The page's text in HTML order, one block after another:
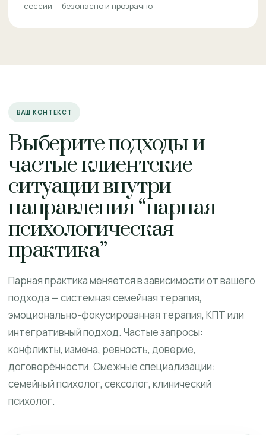
сессий — безопасно и прозрачно
ВАШ КОНТЕКСТ
Выберите подходы и
частые клиентские
ситуации внутри
направления “парная
психологическая
практика”
Парная практика меняется в зависимости от вашего
подхода — системная семейная терапия,
эмоционально-фокусированная терапия, КПТ или
интегративный подход. Частые запросы:
конфликты, измена, ревность, доверие,
договорённости. Смежные специализации:
семейный психолог, сексолог, клинический
психолог.